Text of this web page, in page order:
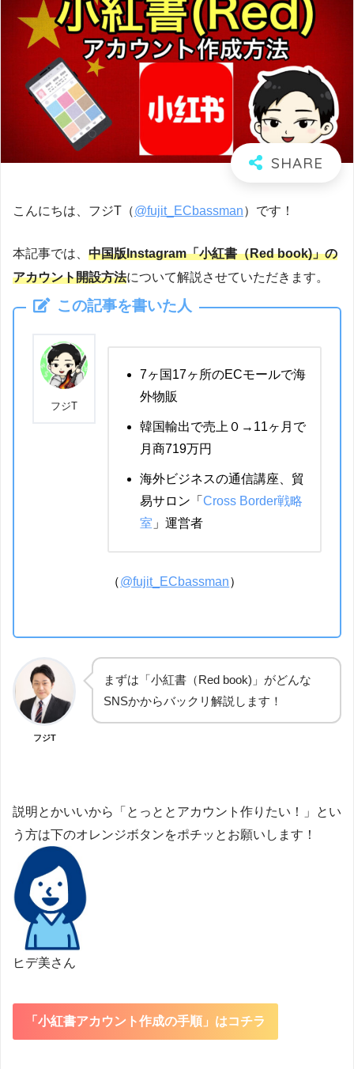
こんにちは、フジT（@fujit_ECbassman）です！
本記事では、 中国版Instagram「小紅書（Red book)」の
アカウント開設方法について解説させていただきます。
この記事を書いた人
フジT
7ヶ国17ヶ所のECモールで海
外物販
韓国輸出で売上０→11ヶ月で
月商719万円
海外ビジネスの通信講座、貿
易サロン「Cross Border戦略
室 」運営者
（@fujit_ECbassman）
フジT
まずは「小紅書（Red book)」がどんな
SNSかからバックリ解説します！
説明とかいいから「とっととアカウント作りたい！」とい
う方は下のオレンジボタンをポチッとお願いします！
ヒデ美さん
「小紅書アカウント作成の手順」はコチラ